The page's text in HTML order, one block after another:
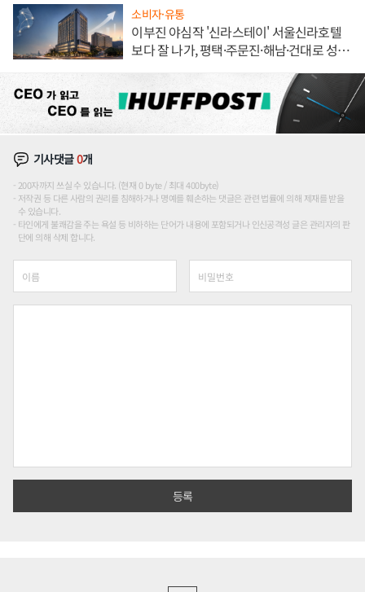
소비자·유통
이부진 야심작 '신라스테이' 서울신라호텔
보다 잘 나가, 평택·주문진·해남·건대로 성
기사댓글0개
200자까지 쓰실 수 있습니다. (현재 0 byte / 최대 400byte)
저작권 등 다른 사람의 권리를 침해하거나 명예를 훼손하는 댓글은 관련 법률에 의해 제재를 받을
수 있습니다.
타인에게 불쾌감을 주는 욕설 등 비하하는 단어가 내용에 포함되거나 인신공격성 글은 관리자의 판
단에 의해 삭제 합니다.